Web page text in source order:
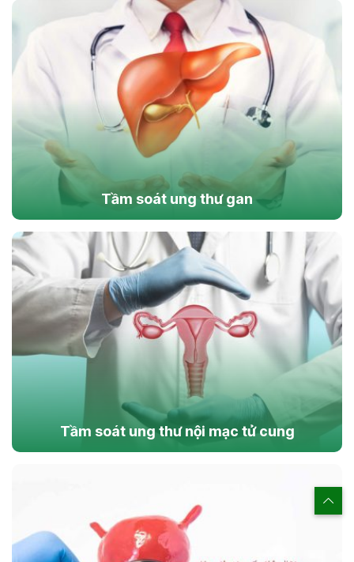
Tầm soát ung thư gan
Tầm soát ung thư nội mạc tử cung